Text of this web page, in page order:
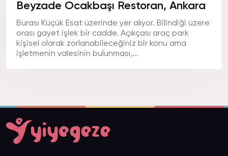
Beyzade Ocakbaşı Restoran, Ankara
Burası Küçük Esat üzerinde yer alıyor. Bilindiği üzere
orası gayet işlek bir cadde. Açıkçası araç park
kişisel olarak zorlanabileceğiniz bir konu ama
işletmenin valesinin bulunması,...